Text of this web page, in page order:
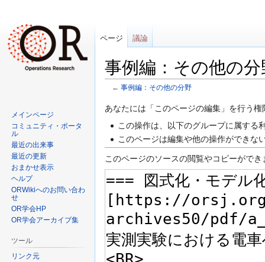
事例編：その他の
← 事例編：その他の分野
ナ
ー
シ
ョ
ン
動
検
移
動
あなたには「このページの編集」を行う
この操作は、以下のグループに属する
このページは編集や他の操作ができな
このページのソースの閲覧やコピーができ
ページ 議論
メインページ
コミュニティ・ポータ
ル
最近の出来事
最近の更新
おまかせ表示
ヘルプ
ORWikiへのお問い合わ
せ
OR学会HP
OR学会アーカイブ集
ツール
リンク元